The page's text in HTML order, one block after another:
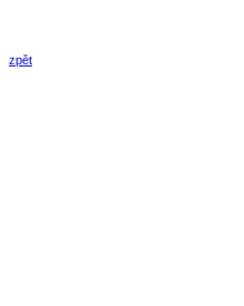
zpět